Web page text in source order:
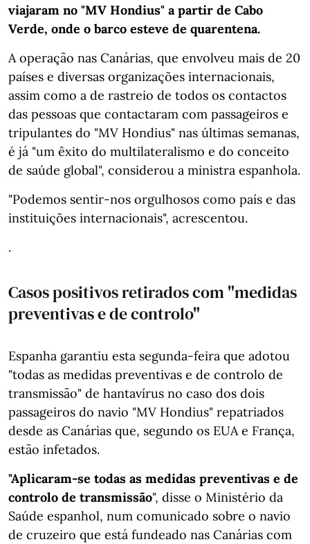
viajaram no "MV Hondius" a partir de Cabo
Verde, onde o barco esteve de quarentena.
A operação nas Canárias, que envolveu mais de 20
países e diversas organizações internacionais,
assim como a de rastreio de todos os contactos
das pessoas que contactaram com passageiros e
tripulantes do "MV Hondius" nas últimas semanas,
é já "um êxito do multilateralismo e do conceito
de saúde global", considerou a ministra espanhola.
"Podemos sentir-nos orgulhosos como país e das
instituições internacionais", acrescentou.
.
Casos positivos retirados com "medidas
preventivas e de controlo"
Espanha garantiu esta segunda-feira que adotou
"todas as medidas preventivas e de controlo de
transmissão" de hantavírus no caso dos dois
passageiros do navio "MV Hondius" repatriados
desde as Canárias que, segundo os EUA e França,
estão infetados.
"Aplicaram-se todas as medidas preventivas e de
controlo de transmissão", disse o Ministério da
Saúde espanhol, num comunicado sobre o navio
de cruzeiro que está fundeado nas Canárias com